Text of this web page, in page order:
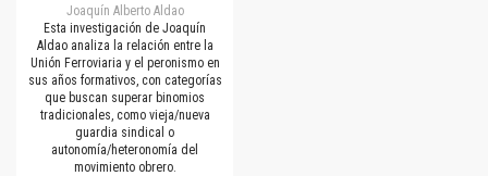
Joaquín Alberto Aldao
Esta investigación de Joaquín
Aldao analiza la relación entre la
Unión Ferroviaria y el peronismo en
sus años formativos, con categorías
que buscan superar binomios
tradicionales, como vieja/nueva
guardia sindical o
autonomía/heteronomía del
movimiento obrero.